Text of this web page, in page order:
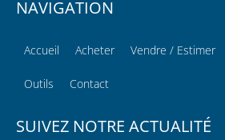
NAVIGATION
Accueil Acheter Vendre / Estimer
Outils Contact
SUIVEZ NOTRE ACTUALITÉ